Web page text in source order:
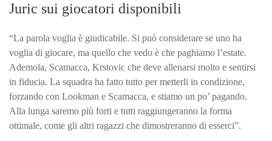
Juric sui giocatori disponibili
“La parola voglia è giudicabile. Si può considerare se uno ha
voglia di giocare, ma quello che vedo è che paghiamo l’estate.
Ademola, Scamacca, Krstovic che deve allenarsi molto e sentirsi
in fiducia. La squadra ha fatto tutto per metterli in condizione,
forzando con Lookman e Scamacca, e stiamo un po’ pagando.
Alla lunga saremo più forti e tutti raggiungeranno la forma
ottimale, come gli altri ragazzi che dimostreranno di esserci”.